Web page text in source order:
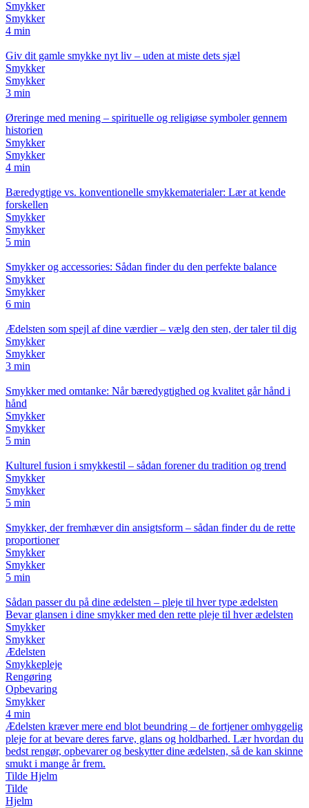
Smykker
Smykker
4 min
Giv dit gamle smykke nyt liv – uden at miste dets sjæl
Smykker
Smykker
3 min
Øreringe med mening – spirituelle og religiøse symboler gennem
historien
Smykker
Smykker
4 min
Bæredygtige vs. konventionelle smykkematerialer: Lær at kende
forskellen
Smykker
Smykker
5 min
Smykker og accessories: Sådan finder du den perfekte balance
Smykker
Smykker
6 min
Ædelsten som spejl af dine værdier – vælg den sten, der taler til dig
Smykker
Smykker
3 min
Smykker med omtanke: Når bæredygtighed og kvalitet går hånd i
hånd
Smykker
Smykker
5 min
Kulturel fusion i smykkestil – sådan forener du tradition og trend
Smykker
Smykker
5 min
Smykker, der fremhæver din ansigtsform – sådan finder du de rette
proportioner
Smykker
Smykker
5 min
Sådan passer du på dine ædelsten – pleje til hver type ædelsten
Bevar glansen i dine smykker med den rette pleje til hver ædelsten
Smykker
Smykker
Ædelsten
Smykkepleje
Rengøring
Opbevaring
Smykker
4 min
Ædelsten kræver mere end blot beundring – de fortjener omhyggelig
pleje for at bevare deres farve, glans og holdbarhed. Lær hvordan du
bedst rengør, opbevarer og beskytter dine ædelsten, så de kan skinne
smukt i mange år frem.
Tilde Hjelm
Tilde
Hjelm